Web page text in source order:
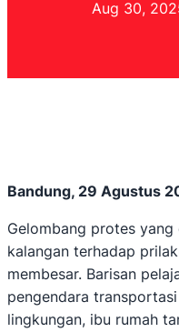
Aug 30,
Bandung, 29 Agustus
Gelombang protes
kalangan terhadap
membesar. Barisan
pengendara
lingkungan, ibu rumah